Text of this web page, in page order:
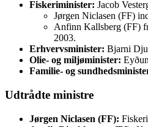
Fiskeriminister: Jacob
Jørgen Niclasen (FF)
Anfinn Kallsberg (FF)
2003.
Erhvervsminister: Bjarni
Olie- og miljøminister:
Familie- og
Udtrådte ministre
Jørgen Niclasen (FF):